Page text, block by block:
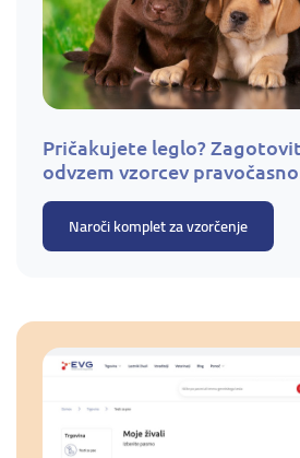
Pričakujete leglo?
odvzem vzorcev
Naroči komplet za vzorčenje